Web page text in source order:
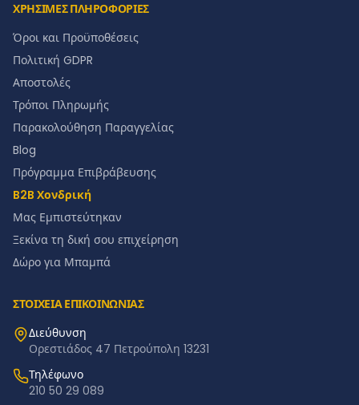
ΧΡΗΣΙΜΕΣ ΠΛΗΡΟΦΟΡΙΕΣ
Όροι και Προϋποθέσεις
Πολιτική GDPR
Αποστολές
Τρόποι Πληρωμής
Παρακολούθηση Παραγγελίας
Blog
Πρόγραμμα Επιβράβευσης
B2B Χονδρική
Μας Εμπιστεύτηκαν
Ξεκίνα τη δική σου επιχείρηση
Δώρο για Μπαμπά
ΣΤΟΙΧΕΙΑ ΕΠΙΚΟΙΝΩΝΙΑΣ
Διεύθυνση
Ορεστιάδος 47 Πετρούπολη 13231
Τηλέφωνο
210 50 29 089